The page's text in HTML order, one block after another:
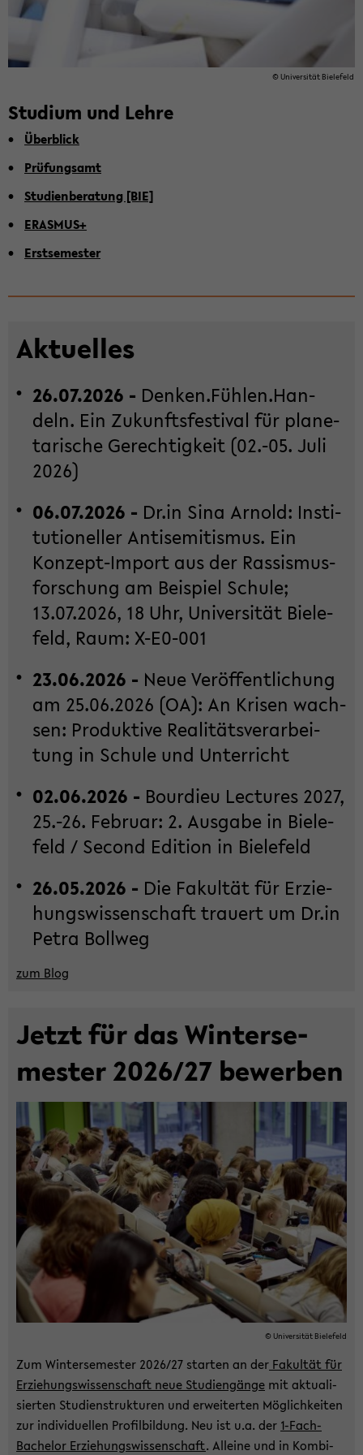
© Uni­ver­si­tät Bie­le­feld
Stu­di­um und Lehre
Über­blick
Prü­fungs­amt
Stu­di­en­be­ra­tung [BIE]
ERAS­MUS+
Erst­se­mes­ter
Ak­tu­el­les
26.07.2026 - Den­ken.Füh­len.Han­
deln. Ein Zu­kunfts­fes­ti­val für pla­ne­
ta­ri­sche Ge­rech­tig­keit (02.-05. Juli
2026)
06.07.2026 - Dr.in Sina Ar­nold: In­sti­
tu­tio­nel­ler An­ti­se­mi­tis­mus. Ein
Konzept-​Import aus der Ras­sis­mus­
for­schung am Bei­spiel Schu­le;
13.07.2026, 18 Uhr, Uni­ver­si­tät Bie­le­
feld, Raum: X-​E0-001
23.06.2026 - Neue Ver­öf­fent­li­chung
am 25.06.2026 (OA): An Kri­sen wach­
sen: Pro­duk­ti­ve Rea­li­täts­ver­ar­bei­
tung in Schu­le und Un­ter­richt
02.06.2026 - Bour­dieu Lec­tu­res 2027,
25.-26. Fe­bru­ar: 2. Aus­ga­be in Bie­le­
feld / Se­cond Edi­ti­on in Bie­le­feld
26.05.2026 - Die Fa­kul­tät für Er­zie­
hungs­wis­sen­schaft trau­ert um Dr.in
Petra Boll­weg
zum Blog
Jetzt für das Win­ter­se­
mes­ter 2026/27 be­wer­ben
© Uni­ver­si­tät Bie­le­feld
Zum Win­ter­se­mes­ter 2026/27 star­ten an der Fa­kul­tät für
Er­zie­hungs­wis­sen­schaft neue Stu­di­en­gän­ge mit ak­tua­li­
sier­ten Stu­di­en­st­ruk­tu­ren und er­wei­ter­ten Mög­lich­kei­ten
zur in­di­vi­du­el­len Pro­fil­bil­dung. Neu ist u.a. der 1-​Fach-
Bachelor Er­zie­hungs­wis­sen­schaft. Al­lei­ne und in Kom­bi­